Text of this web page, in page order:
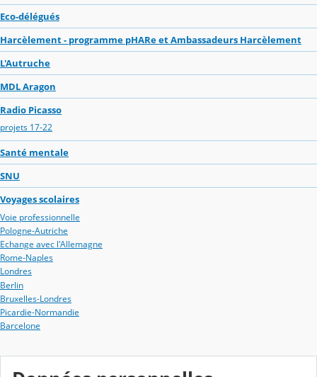
Eco-délégués
Harcèlement - programme pHARe et Ambassadeurs Harcèlement
L'Autruche
MDL Aragon
Radio Picasso
projets 17-22
Santé mentale
SNU
Voyages scolaires
Voie professionnelle
Pologne-Autriche
Echange avec l'Allemagne
Rome-Naples
Londres
Berlin
Bruxelles-Londres
Picardie-Normandie
Barcelone